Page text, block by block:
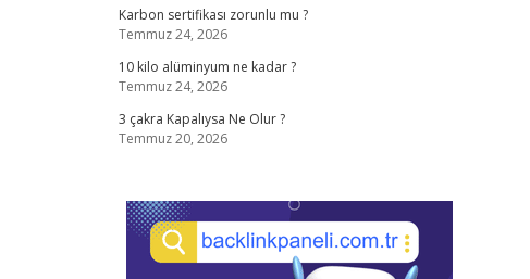
Karbon sertifikası zorunlu mu ?
Temmuz 24, 2026
10 kilo alüminyum ne kadar ?
Temmuz 24, 2026
3 çakra Kapalıysa Ne Olur ?
Temmuz 20, 2026